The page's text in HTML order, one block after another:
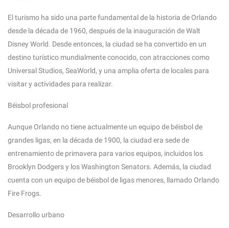
El turismo ha sido una parte fundamental de la historia de Orlando
desde la década de 1960, después de la inauguración de Walt
Disney World. Desde entonces, la ciudad se ha convertido en un
destino turístico mundialmente conocido, con atracciones como
Universal Studios, SeaWorld, y una amplia oferta de locales para
visitar y actividades para realizar.
Béisbol profesional
Aunque Orlando no tiene actualmente un equipo de béisbol de
grandes ligas, en la década de 1900, la ciudad era sede de
entrenamiento de primavera para varios equipos, incluidos los
Brooklyn Dodgers y los Washington Senators. Además, la ciudad
cuenta con un equipo de béisbol de ligas menores, llamado Orlando
Fire Frogs.
Desarrollo urbano